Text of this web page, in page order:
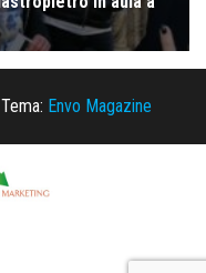
Tema: Envo Magazine